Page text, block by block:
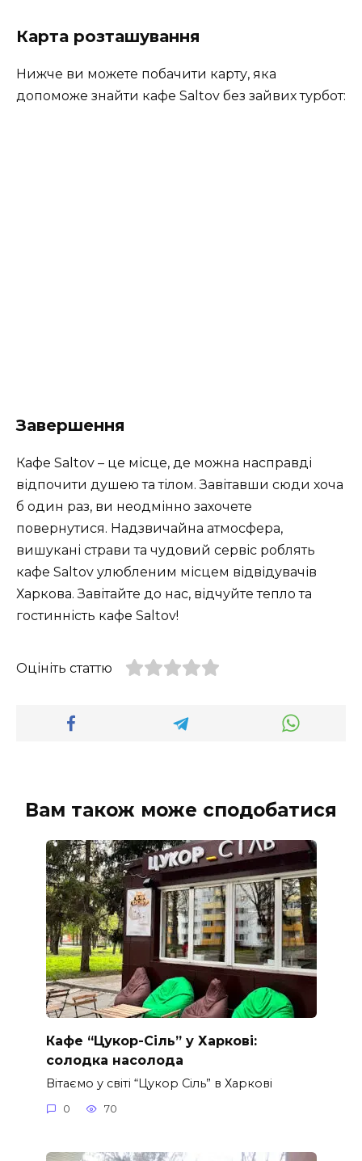
Карта розташування
Нижче ви можете побачити карту, яка
допоможе знайти кафе Saltov без зайвих турбот:
Завершення
Кафе Saltov – це місце, де можна насправді
відпочити душею та тілом. Завітавши сюди хоча
б один раз, ви неодмінно захочете
повернутися. Надзвичайна атмосфера,
вишукані страви та чудовий сервіс роблять
кафе Saltov улюбленим місцем відвідувачів
Харкова. Завітайте до нас, відчуйте тепло та
гостинність кафе Saltov!
Оцініть статтю
Вам також може сподобатися
Кафе “Цукор-Сіль” у Харкові:
солодка насолода
Вітаємо у світі “Цукор Сіль” в Харкові
0 70